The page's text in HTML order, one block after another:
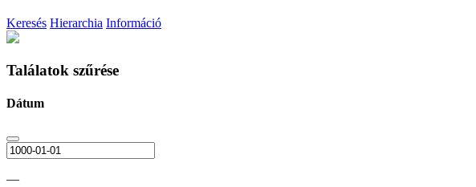
Keresés Hierarchia Információ
Találatok szűrése
Dátum
—